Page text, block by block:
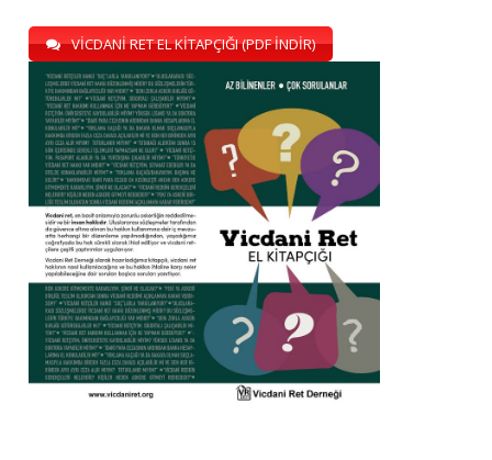
VİCDANİ RET EL KİTAPÇIĞI (PDF İNDİR)